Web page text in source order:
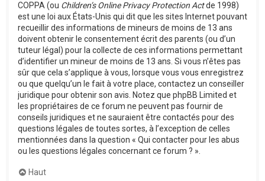
COPPA (ou Children’s Online Privacy Protection Actde 1998)
est une loi aux États-Unis qui dit que les sites Internet pouvant
recueillir des informations de mineurs de moins de 13 ans
doivent obtenir le consentement écrit des parents (ou d’un
tuteur légal) pour la collecte de ces informations permettant
d’identifier un mineur de moins de 13 ans. Si vous n’êtes pas
sûr que cela s’applique à vous, lorsque vous vous enregistrez
ou que quelqu’un le fait à votre place, contactez un conseiller
juridique pour obtenir son avis. Notez que phpBB Limited et
les propriétaires de ce forum ne peuvent pas fournir de
conseils juridiques et ne sauraient être contactés pour des
questions légales de toutes sortes, à l’exception de celles
mentionnées dans la question « Qui contacter pour les abus
ou les questions légales concernant ce forum ? ».
Haut